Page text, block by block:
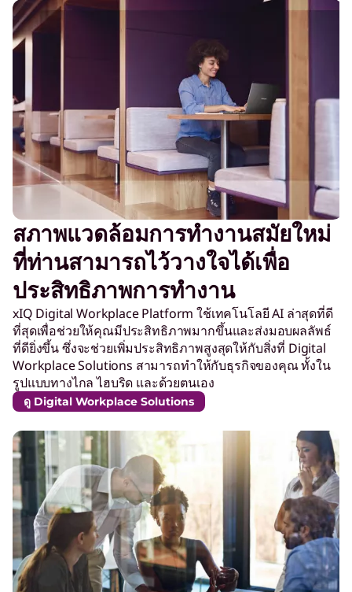
สภาพแวดล้อมการทำงานสมัยใหม่
ที่ท่านสามารถไว้วางใจได้เพื่อ
ประสิทธิภาพการทำงาน
xIQ Digital Workplace Platform ใช้เทคโนโลยี AI ล่าสุดที่ดี
ที่สุดเพื่อช่วยให้คุณมีประสิทธิภาพมากขึ้นและส่งมอบผลลัพธ์
ที่ดียิ่งขึ้น ซึ่งจะช่วยเพิ่มประสิทธิภาพสูงสุดให้กับสิ่งที่ Digital
Workplace Solutions สามารถทำให้กับธุรกิจของคุณ ทั้งใน
รูปแบบทางไกล ไฮบริด และด้วยตนเอง
ดู Digital Workplace Solutions